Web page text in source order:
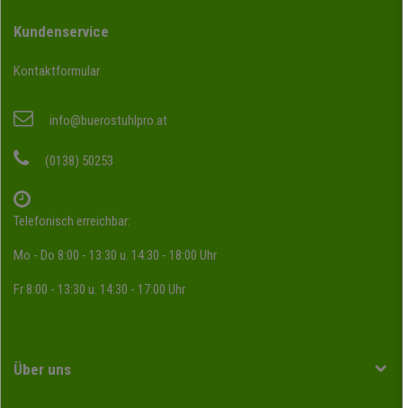
Kundenservice
Kontaktformular
info@buerostuhlpro.at
(0138) 50253
Telefonisch erreichbar:
Mo - Do 8:00 - 13:30 u. 14:30 - 18:00 Uhr
Fr 8:00 - 13:30 u. 14:30 - 17:00 Uhr
Über uns